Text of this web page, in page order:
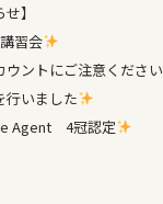
】
習会
ントにご注意ください
行いました
Agent 4冠認定